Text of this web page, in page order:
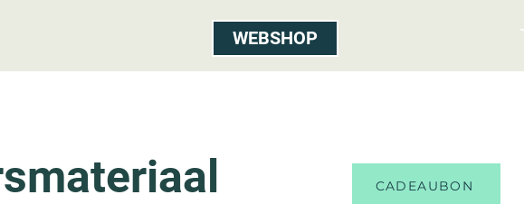
WEBSHOP
CADEAUBON